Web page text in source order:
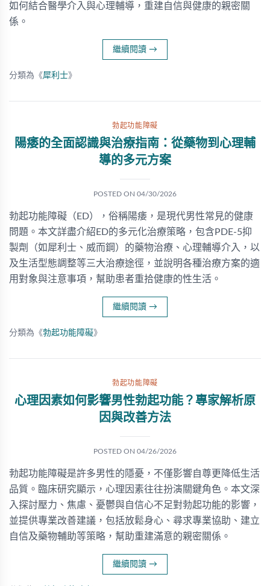
如何結合醫學介入與心理輔導，重建自信與健康的親密關
係。
繼續閱讀 →
分類為《犀利士》
勃起功能障礙
陽痿的全面認識與治療指南：從藥物到心理輔
導的多元方案
POSTED ON 04/30/2026
勃起功能障礙（ED），俗稱陽痿，是現代男性常見的健康
問題。本文詳盡介紹ED的多元化治療策略，包含PDE-5抑
製劑（如犀利士、威而鋼）的藥物治療、心理輔導介入，以
及生活型態調整等三大治療途徑，並說明各種治療方案的適
用對象與注意事項，幫助患者重拾健康的性生活。
繼續閱讀 →
分類為《勃起功能障礙》
勃起功能障礙
心理因素如何影響男性勃起功能？專家解析原
因與改善方法
POSTED ON 04/26/2026
勃起功能障礙是許多男性的隱憂，不僅影響自尊更降低生活
品質。臨床研究顯示，心理因素往往扮演關鍵角色。本文深
入探討壓力、焦慮、憂鬱與自信心不足對勃起功能的影響，
並提供專業改善建議，包括放鬆身心、尋求專業協助、建立
自信及藥物輔助等策略，幫助重建滿意的親密關係。
繼續閱讀 →